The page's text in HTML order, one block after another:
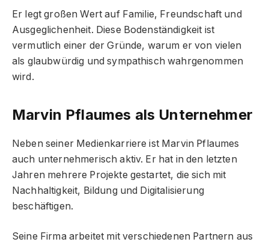
Er legt großen Wert auf Familie, Freundschaft und
Ausgeglichenheit. Diese Bodenständigkeit ist
vermutlich einer der Gründe, warum er von vielen
als glaubwürdig und sympathisch wahrgenommen
wird.
Marvin Pflaumes als Unternehmer
Neben seiner Medienkarriere ist Marvin Pflaumes
auch unternehmerisch aktiv. Er hat in den letzten
Jahren mehrere Projekte gestartet, die sich mit
Nachhaltigkeit, Bildung und Digitalisierung
beschäftigen.
Seine Firma arbeitet mit verschiedenen Partnern aus